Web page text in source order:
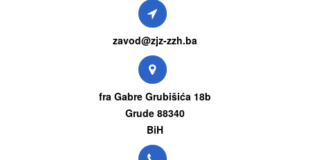
zavod@zjz-zzh.ba
fra Gabre Grubišića 18b
Grude 88340
BiH